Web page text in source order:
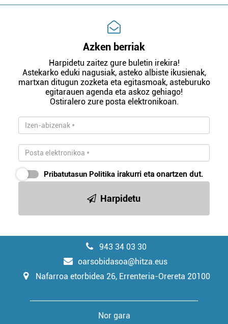
Azken berriak
Harpidetu zaitez gure buletin irekira!
Astekarko eduki nagusiak, asteko albiste ikusienak,
martxan ditugun zozketa eta egitasmoak, asteburuko
egitarauen agenda eta askoz gehiago!
Ostiralero zure posta elektronikoan.
Pribatutasun Politika irakurri eta onartzen dut.
Harpidetu
943 34 03 30
oarsobidasoa@hitza.eus
Nafarroa etorbidea 26, Errenteria-Orereta 20100
Nor gara